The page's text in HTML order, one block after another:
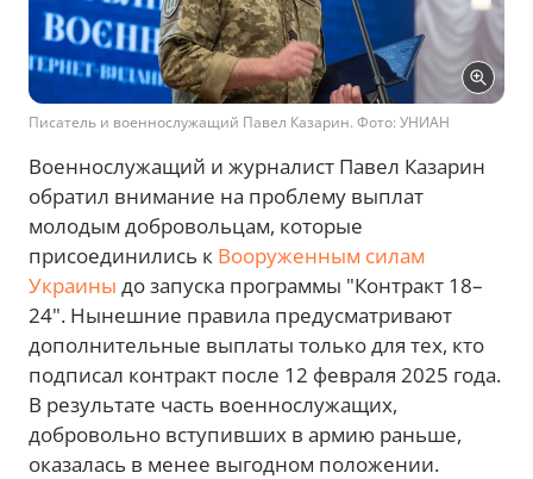
Писатель и военнослужащий Павел Казарин. Фото: УНИАН
Военнослужащий и журналист Павел Казарин
обратил внимание на проблему выплат
молодым добровольцам, которые
присоединились к Вооруженным силам
Украины до запуска программы "Контракт 18–
24". Нынешние правила предусматривают
дополнительные выплаты только для тех, кто
подписал контракт после 12 февраля 2025 года.
В результате часть военнослужащих,
добровольно вступивших в армию раньше,
оказалась в менее выгодном положении.